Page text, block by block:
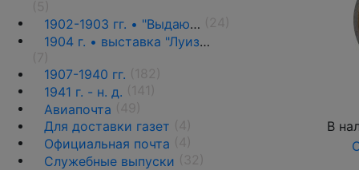
1902-1903 гг. • "Выдающиеся граждане" ♦♦
1904 г. • выставка "Луизиана" ♦♦
1907-1940 гг.
1941 г. - н. д.
Авиапочта
Для доставки газет
Официальная почта
Служебные выпуски
В